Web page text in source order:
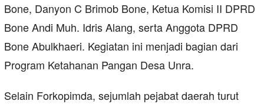
Bone, Danyon C Brimob Bone, Ketua Komisi II DPRD
Bone Andi Muh. Idris Alang, serta Anggota DPRD
Bone Abulkhaeri. Kegiatan ini menjadi bagian dari
Program Ketahanan Pangan Desa Unra.
Selain Forkopimda, sejumlah pejabat daerah turut